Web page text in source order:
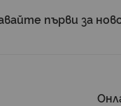
първи за